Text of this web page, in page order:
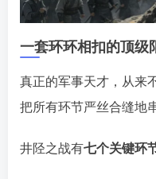
一套环环相扣的顶级
真正的军事天才，从来
把所有环节严丝合缝地
井陉之战有七个关键环